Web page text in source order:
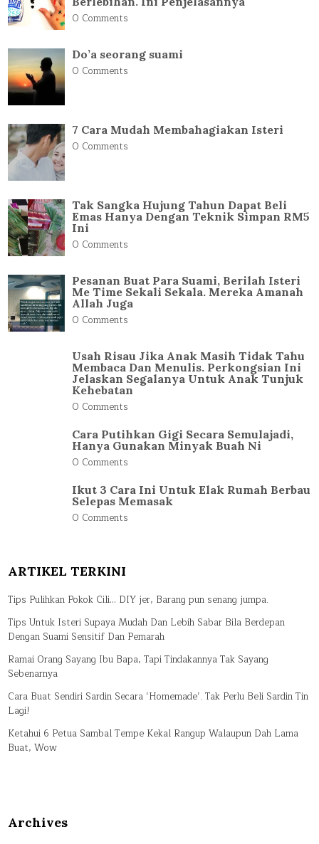
0 Comments
Do’a seorang suami
0 Comments
7 Cara Mudah Membahagiakan Isteri
0 Comments
Tak Sangka Hujung Tahun Dapat Beli
Emas Hanya Dengan Teknik Simpan RM5
Ini
0 Comments
Pesanan Buat Para Suami, Berilah Isteri
Me Time Sekali Sekala. Mereka Amanah
Allah Juga
0 Comments
Usah Risau Jika Anak Masih Tidak Tahu
Membaca Dan Menulis. Perkongsian Ini
Jelaskan Segalanya Untuk Anak Tunjuk
Kehebatan
0 Comments
Cara Putihkan Gigi Secara Semulajadi,
Hanya Gunakan Minyak Buah Ni
0 Comments
Ikut 3 Cara Ini Untuk Elak Rumah Berbau
Selepas Memasak
0 Comments
ARTIKEL TERKINI
Tips Pulihkan Pokok Cili… DIY jer, Barang pun senang jumpa.
Tips Untuk Isteri Supaya Mudah Dan Lebih Sabar Bila Berdepan
Dengan Suami Sensitif Dan Pemarah
Ramai Orang Sayang Ibu Bapa, Tapi Tindakannya Tak Sayang
Sebenarnya
Cara Buat Sendiri Sardin Secara ‘Homemade’. Tak Perlu Beli Sardin Tin
Lagi!
Ketahui 6 Petua Sambal Tempe Kekal Rangup Walaupun Dah Lama
Buat, Wow
Archives